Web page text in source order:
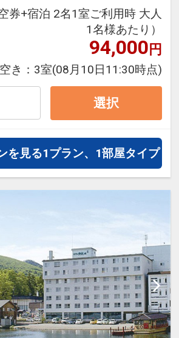
！
中の1泊だけの宿泊や延
泊なども自由自在です。
は、安心のJAL（または
ープ）確約！フライトマイ
まります。
ンでレンタカーや現地交
プランなどの追加（同時予
能なプランもございます。
添い寝のお子様は、施設使
てお一人様2,750円が別途
空券+宿泊 2名1室ご利用時 大人
1名様あたり）
94,000円
空き： 3室(08月10日11:30時点)
選択
を見る1プラン、1部屋タイプ